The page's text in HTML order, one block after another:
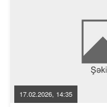
17.02.2026, 14:35